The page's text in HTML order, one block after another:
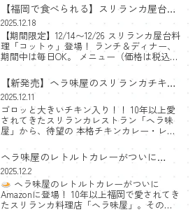
【福岡で食べられる】スリランカ屋台料
理コットゥ｜チーズ＆マトン〈期間限
定〉
2025.12.18
【期間限定】12/14〜12/26 スリランカ屋台料
理「コットゥ」登場！ ランチ＆ディナー、
期間中は毎日OK。 メニュー（価格は税込）
チーズコットゥ（Cheese Kottu）｜1,400円
スパイスの香り×チーズのコ […]
【新発売】ヘラ味屋のスリランカチキン
カレー
レトルトセットをAmazonで出品開始！
2025.12.11
ゴロッと大きいチキン入り！！ 10年以上愛
されてきたスリランカレストラン「ヘラ味
屋」から、待望の 本格チキンカレー・レト
ロッと大きいチキンが2個入り レストランの
味そのまま 化 […]
ヘラ味屋のレトルトカレーがついに
Amazonに登場！
2025.12.2
ヘラ味屋のレトルトカレーがついに
Amazonに登場！ 10年以上福岡で愛されてき
たスリランカ料理店「ヘラ味屋」。その大